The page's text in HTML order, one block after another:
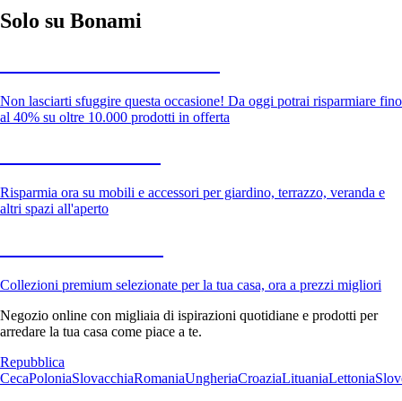
Solo su Bonami
Non lasciarti sfuggire questa occasione! Da oggi potrai risparmiare fino
al 40% su oltre 10.000 prodotti in offerta
Risparmia ora su mobili e accessori per giardino, terrazzo, veranda e
altri spazi all'aperto
Collezioni premium selezionate per la tua casa, ora a prezzi migliori
Negozio online con migliaia di ispirazioni quotidiane e prodotti per
arredare la tua casa come piace a te.
Repubblica
CecaPoloniaSlovacchiaRomaniaUngheriaCroaziaLituaniaLettonia